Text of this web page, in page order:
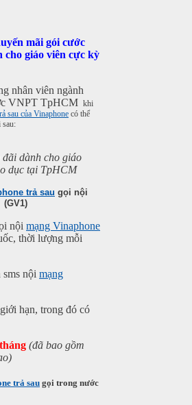
mãi gói cước
cho giáo viên cực kỳ
nhân viên ngành
VNPT TpHCM khi
sau của Vinaphone có thể
sau:
dành cho giáo
dục tại TpHCM
trả sau gọi nội
nội mạng Vinaphone
thời lượng mỗi
sms nội mạng
hạn, trong đó có
(đã bao gồm
trả sau gọi trong nước